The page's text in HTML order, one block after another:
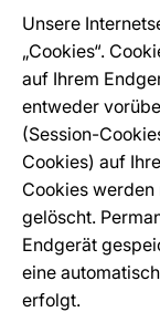
Unsere
„Cookies“.
auf Ihrem
entweder
(Session-
Cookies) auf
Cookies werden
gelöscht.
Endgerät
eine
erfolgt.